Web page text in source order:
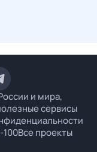
и мира,
сервисы
100Все проекты